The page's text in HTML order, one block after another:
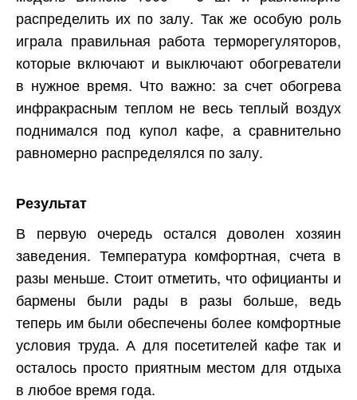
распределить их по залу. Так же особую роль
играла правильная работа терморегуляторов,
которые включают и выключают обогреватели
в нужное время. Что важно: за счет обогрева
инфракрасным теплом не весь теплый воздух
поднимался под купол кафе, а сравнительно
равномерно распределялся по залу.
Результат
В первую очередь остался доволен хозяин
заведения. Температура комфортная, счета в
разы меньше. Стоит отметить, что официанты и
бармены были рады в разы больше, ведь
теперь им были обеспечены более комфортные
условия труда. А для посетителей кафе так и
осталось просто приятным местом для отдыха
в любое время года.